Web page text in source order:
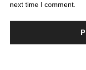
next time I comment.